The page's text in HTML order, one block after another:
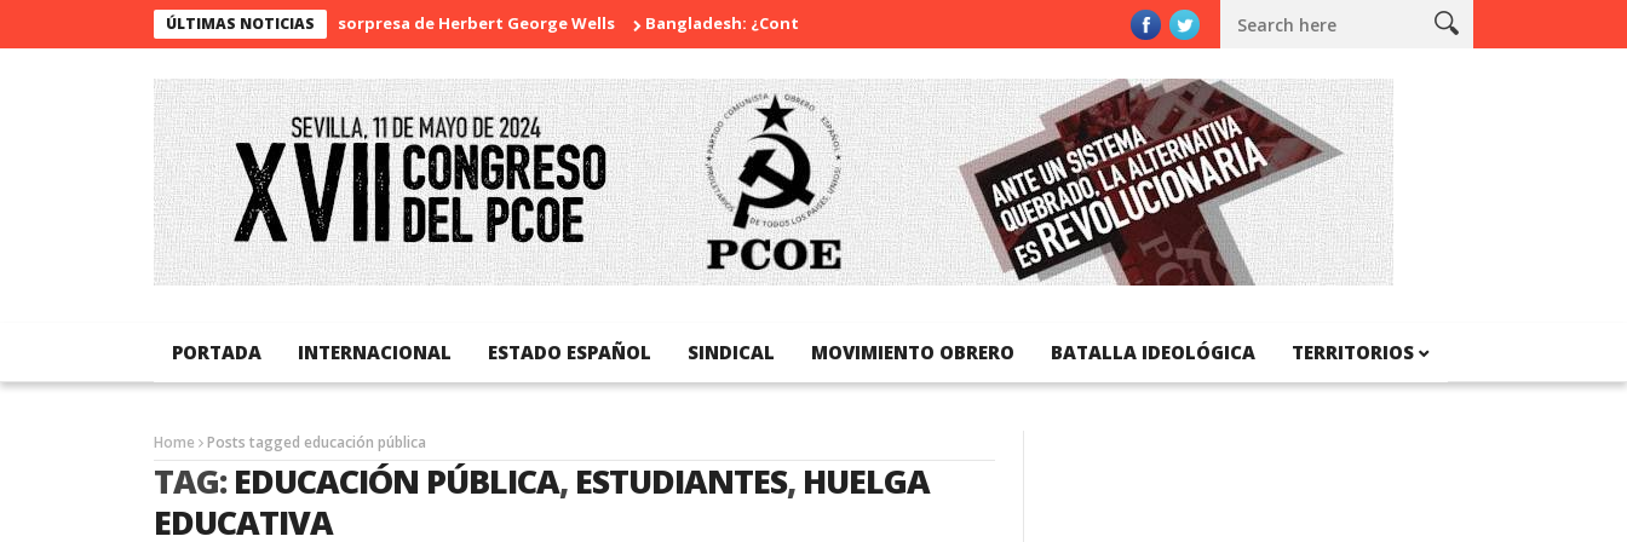
ÚLTIMAS NOTICIASLa sorpresa de Herbert George Wells Bangladesh: ¿Continuidad o revolución? Diada Nacional de Catalunya
PORTADA INTERNACIONAL ESTADO ESPAÑOL SINDICAL MOVIMIENTO OBRERO BATALLA IDEOLÓGICA TERRITORIOS
Home Posts tagged educación pública
TAG:EDUCACIÓN PÚBLICA, ESTUDIANTES, HUELGA
EDUCATIVA